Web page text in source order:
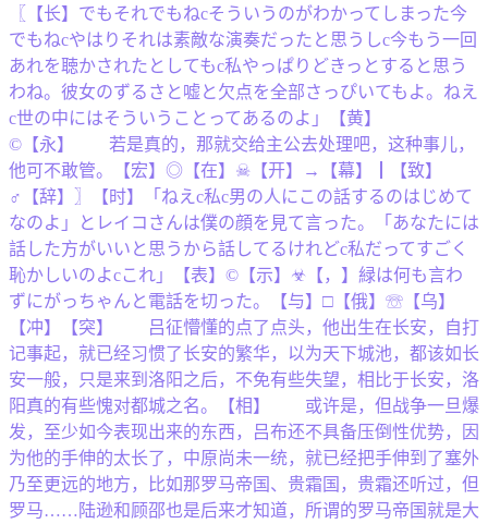
〖【长】でもそれでもねcそういうのがわかってしまった今
でもねcやはりそれは素敵な演奏だったと思うしc今もう一回
あれを聴かされたとしてもc私やっぱりどきっとすると思う
わね。彼女のずるさと嘘と欠点を全部さっぴいてもよ。ねえ
c世の中にはそういうことってあるのよ」【黄】
©【永】 若是真的，那就交给主公去处理吧，这种事儿，
他可不敢管。【宏】◎【在】☠【开】→【幕】┃【致】
♂【辞】〗【时】「ねえc私c男の人にこの話するのはじめて
なのよ」とレイコさんは僕の顔を見て言った。「あなたには
話した方がいいと思うから話してるけれどc私だってすごく
恥かしいのよcこれ」【表】©【示】☣【，】緑は何も言わ
ずにがっちゃんと電話を切った。【与】□【俄】☏【乌】
【冲】【突】 吕征懵懂的点了点头，他出生在长安，自打
记事起，就已经习惯了长安的繁华，以为天下城池，都该如长
安一般，只是来到洛阳之后，不免有些失望，相比于长安，洛
阳真的有些愧对都城之名。【相】 或许是，但战争一旦爆
发，至少如今表现出来的东西，吕布还不具备压倒性优势，因
为他的手伸的太长了，中原尚未一统，就已经把手伸到了塞外
乃至更远的地方，比如那罗马帝国、贵霜国，贵霜还听过，但
罗马……陆逊和顾邵也是后来才知道，所谓的罗马帝国就是大